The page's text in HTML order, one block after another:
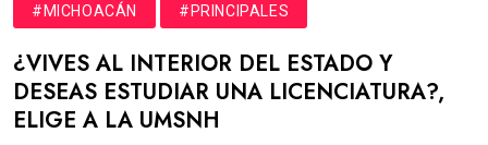
#MICHOACÁN #PRINCIPALES
¿VIVES AL INTERIOR DEL ESTADO Y
DESEAS ESTUDIAR UNA LICENCIATURA?,
ELIGE A LA UMSNH